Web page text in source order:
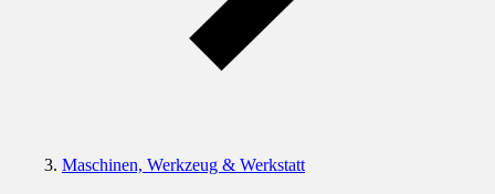
Maschinen, Werkzeug & Werkstatt